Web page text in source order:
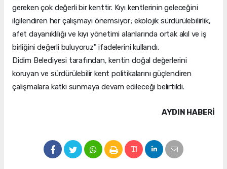
gereken çok değerli bir kenttir. Kıyı kentlerinin geleceğini
ilgilendiren her çalışmayı önemsiyor; ekolojik sürdürülebilirlik,
afet dayanıklılığı ve kıyı yönetimi alanlarında ortak akıl ve iş
birliğini değerli buluyoruz" ifadelerini kullandı.
Didim Belediyesi tarafından, kentin doğal değerlerini
koruyan ve sürdürülebilir kent politikalarını güçlendiren
çalışmalara katkı sunmaya devam edileceği belirtildi.
AYDIN HABERİ